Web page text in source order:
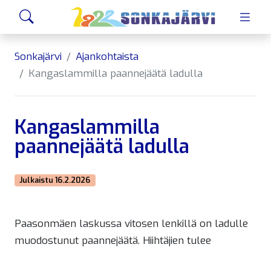
Siirry sivusisältöön
Sonkajärvi
Ajankohtaista
Kangaslammilla paannejäätä ladulla
Kangaslammilla
paannejäätä ladulla
Julkaistu 16.2.2026
Paasonmäen laskussa vitosen lenkillä on ladulle
muodostunut paannejäätä. Hiihtäjien tulee